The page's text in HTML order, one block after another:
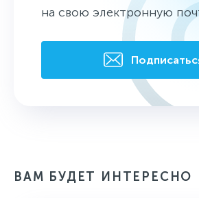
на свою электронную
ВАМ БУДЕТ ИНТЕРЕСНО